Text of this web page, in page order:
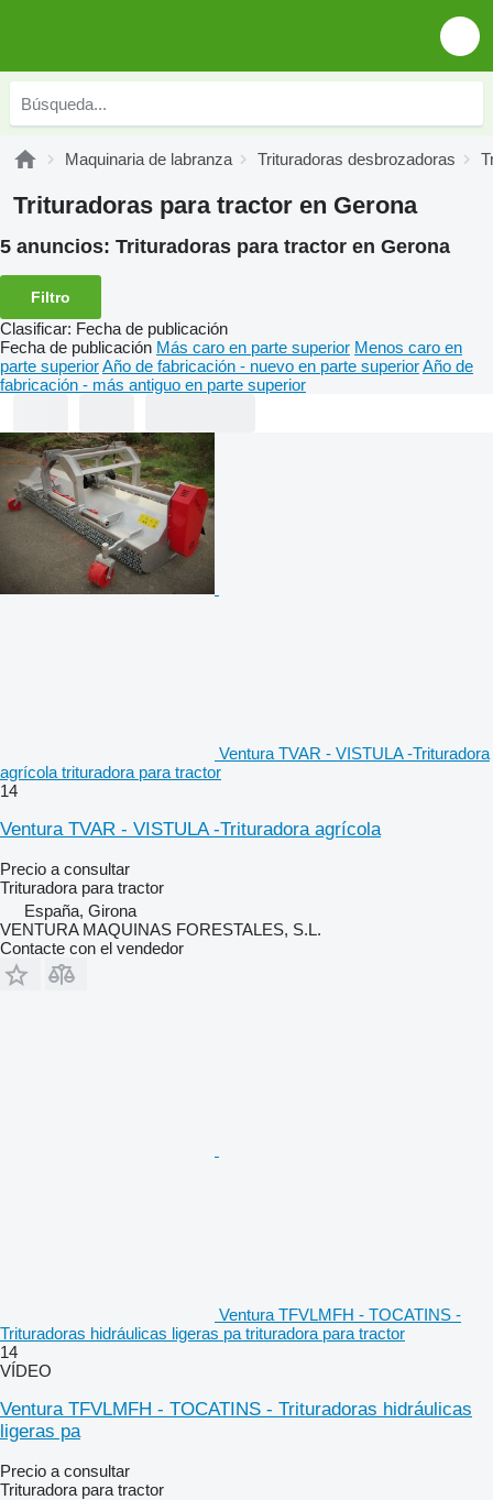
Maquinaria de labranza Trituradoras desbrozadoras
Trituradoras para tractor en Gerona
5 anuncios: Trituradoras para tractor en Gerona
Filtro
Clasificar: Fecha de publicación
Fecha de publicación Más caro en parte superior Menos caro en
parte superiorAño de fabricación - nuevo en parte superiorAño de
fabricación - más antiguo en parte superior
Ventura TVAR - VISTULA -Trituradora
agrícola trituradora para tractor
14
Ventura TVAR - VISTULA -Trituradora agrícola
Precio a consultar
Trituradora para tractor
España, Girona
VENTURA MAQUINAS FORESTALES, S.L.
Contacte con el vendedor
Ventura TFVLMFH - TOCATINS -
Trituradoras hidráulicas ligeras pa trituradora para tractor
14
VÍDEO
Ventura TFVLMFH - TOCATINS - Trituradoras hidráulicas
ligeras pa
Precio a consultar
Trituradora para tractor